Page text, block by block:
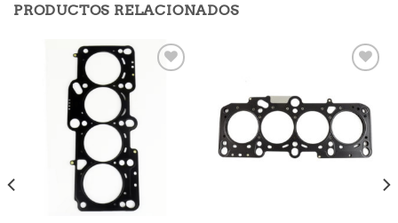
PRODUCTOS RELACIONADOS
lista de
deseos